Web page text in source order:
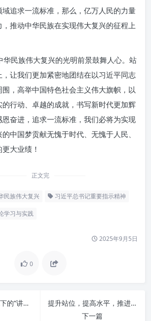
追求一流标准，那么，亿万人民的力量
推动中华民族在实现伟大复兴的征程上
华民族伟大复兴的光明前景鼓舞人心。站
让我们更加紧密地团结在以习近平同志
，高举中国特色社会主义伟大旗帜，以
行动、卓越的成就，书写新时代更加辉
奋进，追求一流标准，我们必将为实现
中国梦贡献无愧于时代、无愧于人民、
大业绩！
正文完
民族伟大复兴 习近平总书记重要指示精神
学习与实践
2025年9月5日
0
卓越航标：新时代下的“讲政治 守纪律 负责任 有效率”深度剖析
提升站位，提高水平，推进办公室工作再上新台阶：开启办公室专业化新篇章
下一篇
深刻领会：习近平总书记重要指
知恩图报：将“感恩”内化为奋进
的动力